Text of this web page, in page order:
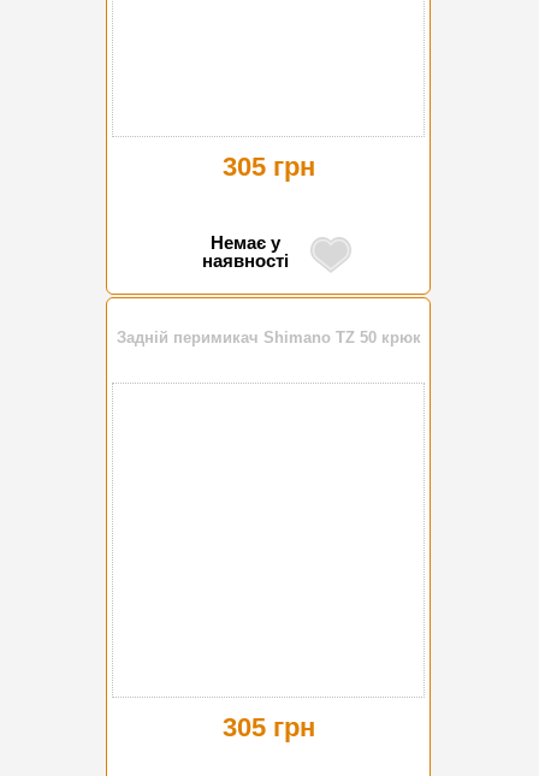
305 грн
Немає у
наявності
Задній перимикач Shimano TZ 50 крюк
305 грн